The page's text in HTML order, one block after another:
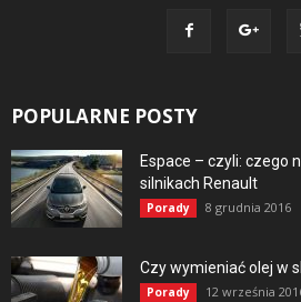
POPULARNE POSTY
Espace – czyli: czego
silnikach Renault
Porady 8 grudnia 2016
Czy wymieniać olej w
Porady 12 września